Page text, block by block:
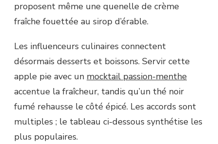
proposent même une quenelle de crème
fraîche fouettée au sirop d’érable.
Les influenceurs culinaires connectent
désormais desserts et boissons. Servir cette
apple pie avec un mocktail passion-menthe
accentue la fraîcheur, tandis qu’un thé noir
fumé rehausse le côté épicé. Les accords sont
multiples ; le tableau ci-dessous synthétise les
plus populaires.